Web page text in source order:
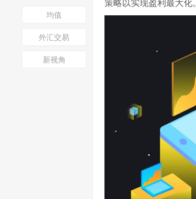
均值
外汇交易
新视角